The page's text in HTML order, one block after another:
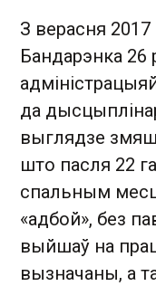
З верасня 2017
Бандарэнка 26
да
выглядзе
што пасля 22
спальным
«адбой», без
выйшаў на
вызначаны, а